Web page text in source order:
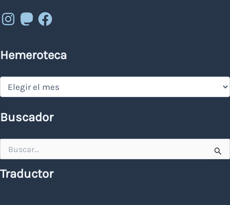
Instagram
MastodonFacebook
Hemeroteca
Hemeroteca
Buscador
por:
Traductor